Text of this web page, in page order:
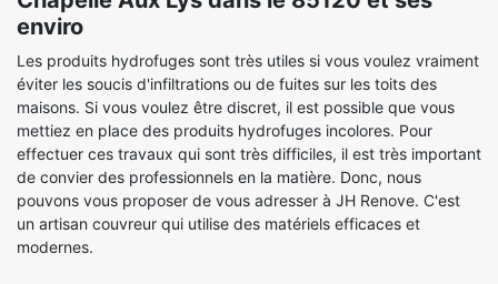
enviro
Les produits hydrofuges sont très utiles si vous voulez vraiment
éviter les soucis d'infiltrations ou de fuites sur les toits des
maisons. Si vous voulez être discret, il est possible que vous
mettiez en place des produits hydrofuges incolores. Pour
effectuer ces travaux qui sont très difficiles, il est très important
de convier des professionnels en la matière. Donc, nous
pouvons vous proposer de vous adresser à JH Renove. C'est
un artisan couvreur qui utilise des matériels efficaces et
modernes.